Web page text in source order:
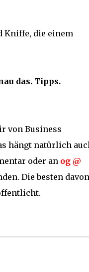
Kniffe, die einem
das. Tipps.
von Business
hängt natürlich
oder an og @
Die besten davon